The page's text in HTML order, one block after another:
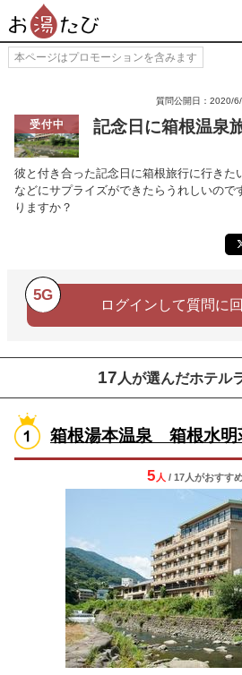
本ページはプロモーションを含みます
質問公開日：2020/
受付中 記念日に箱根温泉
彼と付き合った記念日に箱根旅行に行きた
などにサプライズができたらうれしいので
りますか？
5G
ログインして質問に
17 人が選んだホテル
箱根湯本温泉 箱根水明
5 人 / 17人がおすす